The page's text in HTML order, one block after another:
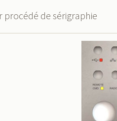
procédé de sérigraphie